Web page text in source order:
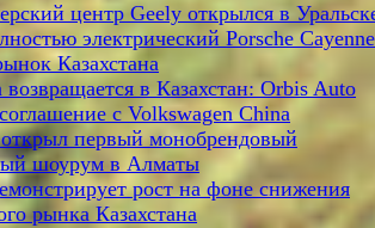
центр Geely открылся в
электрический Porsche Cayenne
Казахстана
возвращается в Казахстан: Orbis Auto
с Volkswagen China
первый монобрендовый
шоурум в Алматы
рост на фоне снижения
рынка Казахстана